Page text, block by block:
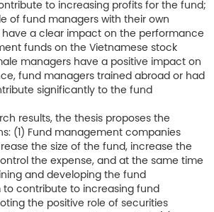
to increasing profits for the fund;
of fund managers with their own
a clear impact on the performance
funds on the Vietnamese stock
managers have a positive impact on
fund managers trained abroad or had
significantly to the fund
results, the thesis proposes the
(1) Fund management companies
the size of the fund, increase the
the expense, and at the same time
and developing the fund
contribute to increasing fund
the positive role of securities